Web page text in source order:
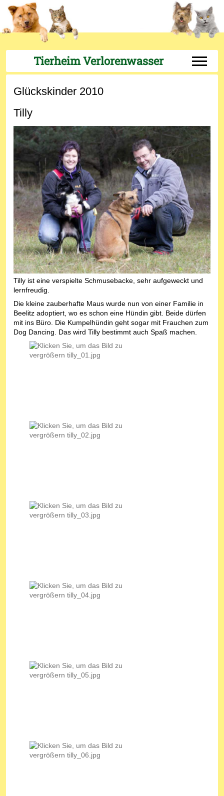
Tierheim Verlorenwasser Off-
Glückskinder 2010
Tilly
Tilly ist eine verspielte Schmusebacke, sehr aufgeweckt und
lernfreudig.
Die kleine zauberhafte Maus wurde nun von einer Familie in
Beelitz adoptiert, wo es schon eine Hündin gibt. Beide dürfen
mit ins Büro. Die Kumpelhündin geht sogar mit Frauchen zum
Dog Dancing. Das wird Tilly bestimmt auch Spaß machen.